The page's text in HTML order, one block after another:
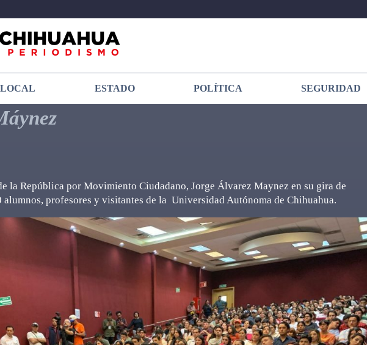
LOCAL ESTADO POLÍTICA SEGURIDAD
la República por Movimiento Ciudadano, Jorge Álvarez Maynez en su gira de
profesores y visitantes de la Universidad Autónoma de Chihuahua.